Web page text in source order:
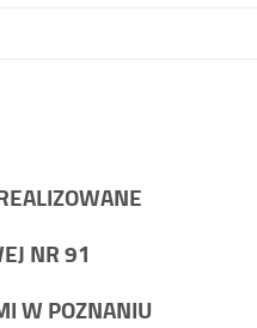
NR 91
W POZNANIU